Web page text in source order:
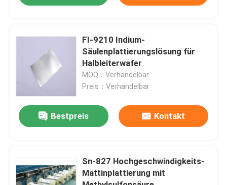
Qualitätskontrolle
Kontakt
Nachrichten
Chemikalien zur Verzinkung
FI-9210 Indium-
Säulenplattierungslösung für
Halbleiterwafer
MOQ：Verhandelbar
Preis：Verhandelbar
Bestpreis Kontakt
Sn-827 Hochgeschwindigkeits-
Mattinplattierung mit